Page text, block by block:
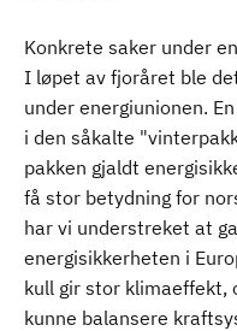
Konkrete saker under
I løpet av fjoråret ble
under energiunionen.
i den såkalte
pakken gjaldt
få stor betydning for
har vi understreket at
energisikkerheten i
kull gir stor klimaeffekt,
kunne balansere